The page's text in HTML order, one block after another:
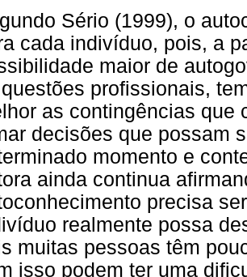
Sério (1999), o
cada indivíduo, pois, a
maior de
profissionais,
as contingências que
decisões que possam
momento e
ainda continua
precisa
realmente possa
muitas pessoas têm
isso podem ter uma